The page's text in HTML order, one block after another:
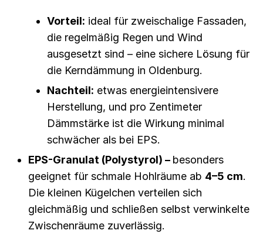
Vorteil: ideal für zweischalige Fassaden,
die regelmäßig Regen und Wind
ausgesetzt sind – eine sichere Lösung für
die Kerndämmung in Oldenburg.
Nachteil: etwas energieintensivere
Herstellung, und pro Zentimeter
Dämmstärke ist die Wirkung minimal
schwächer als bei EPS.
EPS-Granulat (Polystyrol) – besonders
geeignet für schmale Hohlräume ab 4–5 cm.
Die kleinen Kügelchen verteilen sich
gleichmäßig und schließen selbst verwinkelte
Zwischenräume zuverlässig.